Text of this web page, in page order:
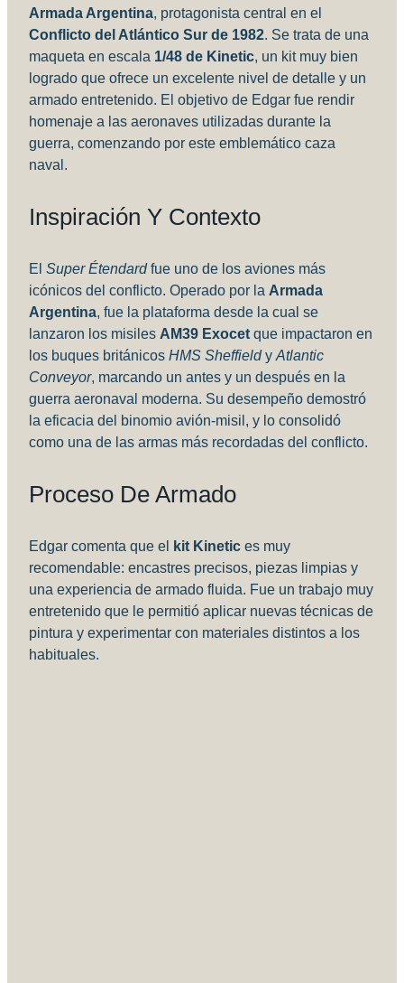
Armada Argentina, protagonista central en el
Conflicto del Atlántico Sur de 1982. Se trata de una
maqueta en escala 1/48 de Kinetic, un kit muy bien
logrado que ofrece un excelente nivel de detalle y un
armado entretenido. El objetivo de Edgar fue rendir
homenaje a las aeronaves utilizadas durante la
guerra, comenzando por este emblemático caza
naval.
Inspiración Y Contexto
El Super Étendardfue uno de los aviones más
icónicos del conflicto. Operado por la Armada
Argentina, fue la plataforma desde la cual se
lanzaron los misiles AM39 Exocet que impactaron en
los buques británicos HMS Sheffieldy Atlantic
Conveyor, marcando un antes y un después en la
guerra aeronaval moderna. Su desempeño demostró
la eficacia del binomio avión-misil, y lo consolidó
como una de las armas más recordadas del conflicto.
Proceso De Armado
Edgar comenta que el kit Kinetic es muy
recomendable: encastres precisos, piezas limpias y
una experiencia de armado fluida. Fue un trabajo muy
entretenido que le permitió aplicar nuevas técnicas de
pintura y experimentar con materiales distintos a los
habituales.